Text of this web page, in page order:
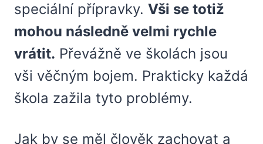
speciální přípravky. Vši se totiž
mohou následně velmi rychle
vrátit. Převážně ve školách jsou
vši věčným bojem. Prakticky každá
škola zažila tyto problémy.
Jak by se měl člověk zachovat a